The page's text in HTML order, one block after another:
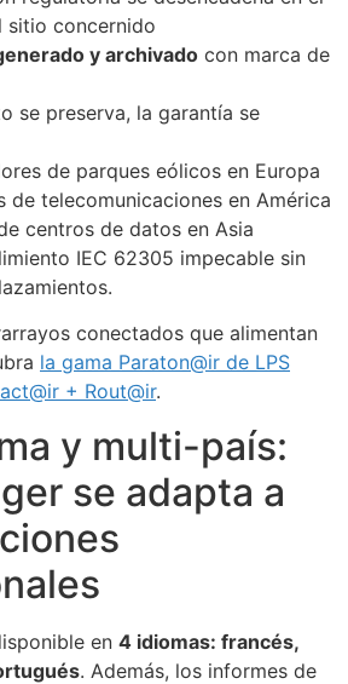
sitio concernido
y archivado con marca de
se preserva, la garantía se
de parques eólicos en Europa
de telecomunicaciones en América
centros de datos en Asia
IEC 62305 impecable sin
conectados que alimentan
la gama Paraton@ir de LPS
+ Rout@ir.
y multi-país:
se adapta a
en 4 idiomas: francés,
. Además, los informes de
ECLAIR
En línea